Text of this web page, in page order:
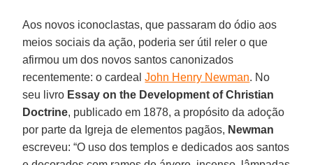
Aos novos iconoclastas, que passaram do ódio aos
meios sociais da ação, poderia ser útil reler o que
afirmou um dos novos santos canonizados
recentemente: o cardealJohn Henry Newman. No
seu livro Essay on the Development of Christian
Doctrine, publicado em 1878, a propósito da adoção
por parte da Igreja de elementos pagãos, Newman
escreveu: “O uso dos templos e dedicados aos santos